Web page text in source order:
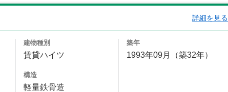
詳細を見る
建物種別
賃貸ハイツ
構造
軽量鉄骨造
築年
1993年09月（築32年）